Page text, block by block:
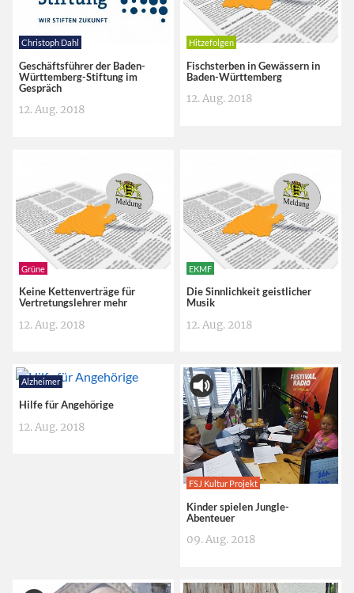
Christoph Dahl
Geschäftsführer der Baden-
Württemberg-Stiftung im
Gespräch
12. Aug. 2018
Hitzefolgen
Fischsterben in Gewässern in
Baden-Württemberg
12. Aug. 2018
Grüne
Keine Kettenverträge für
Vertretungslehrer mehr
12. Aug. 2018
EKMF
Die Sinnlichkeit geistlicher
Musik
12. Aug. 2018
Alzheimer
Hilfe für Angehörige
12. Aug. 2018
FSJ Kultur Projekt
Kinder spielen Jungle-
Abenteuer
09. Aug. 2018